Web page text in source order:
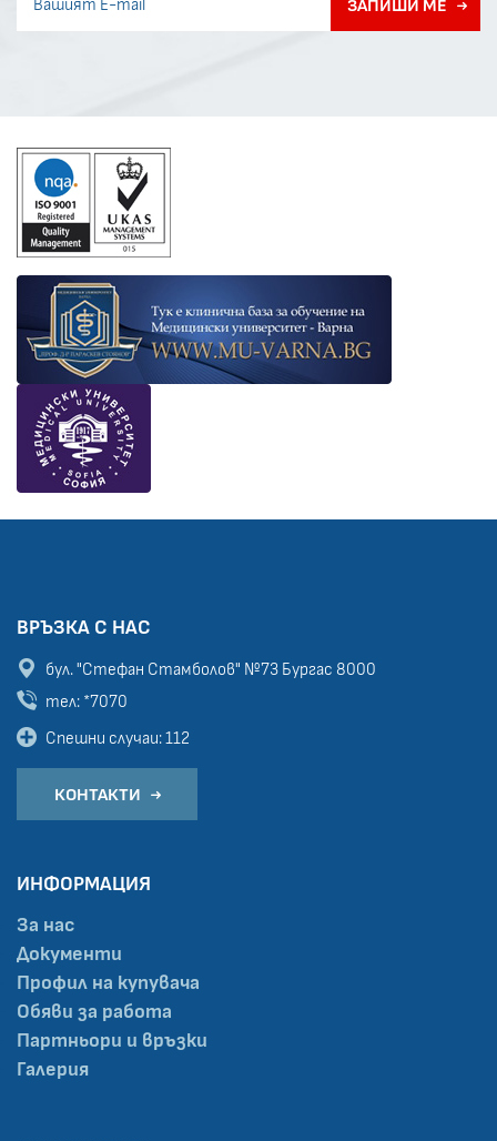
ЗАПИШИ МЕ
ВРЪЗКА С НАС
бул. "Стефан Стамболов" №73 Бургас 8000
тел: *7070
Спешни случаи: 112
КОНТАКТИ
ИНФОРМАЦИЯ
За нас
Документи
Профил на купувача
Обяви за работа
Партньори и връзки
Галерия